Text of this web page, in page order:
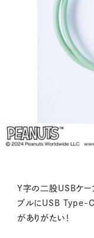
Y字の二股USBケー
ブルにUSB Type-C
がありがたい！